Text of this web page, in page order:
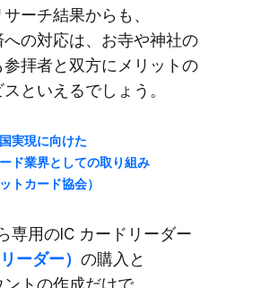
ーチ結果からも、​
への​対応は、​お寺や​神社の​
拝者と​双方に​メリットの​
と​いえるでしょう。
実現に​向けた​
ド業界と​しての​取り組み​
トカード協会）
専用の​IC カードリーダー
ーダー） の​購入と​
トの​作成だけで、​